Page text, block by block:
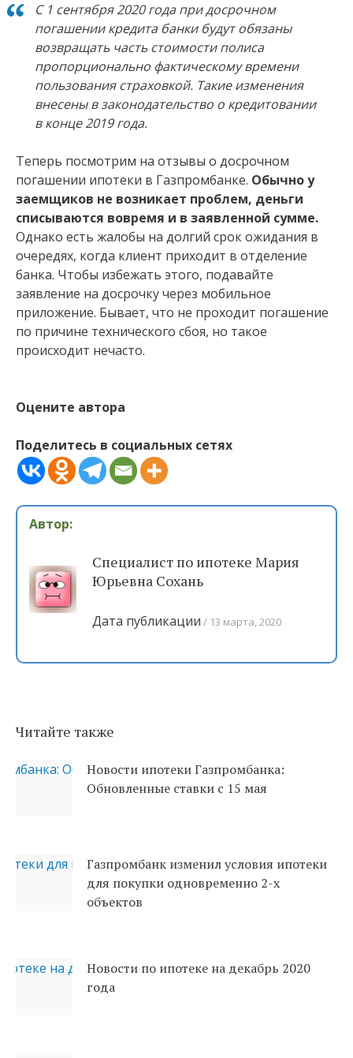
С 1 сентября 2020 года при досрочном
погашении кредита банки будут обязаны
возвращать часть стоимости полиса
пропорционально фактическому времени
пользования страховкой. Такие изменения
внесены в законодательство о кредитовании
в конце 2019 года.
Теперь посмотрим на отзывы о досрочном
погашении ипотеки в Газпромбанке. Обычно у
заемщиков не возникает проблем, деньги
списываются вовремя и в заявленной сумме.
Однако есть жалобы на долгий срок ожидания в
очередях, когда клиент приходит в отделение
банка. Чтобы избежать этого, подавайте
заявление на досрочку через мобильное
приложение. Бывает, что не проходит погашение
по причине технического сбоя, но такое
происходит нечасто.
Оцените автора
Поделитесь в социальных сетях
Автор:
Специалист по ипотеке Мария
Юрьевна Сохань
Дата публикации 13 марта, 2020
Читайте также
Новости ипотеки Газпромбанка:
Обновленные ставки с 15 мая
Газпромбанк изменил условия ипотеки
для покупки одновременно 2-х
объектов
Новости по ипотеке на декабрь 2020
года